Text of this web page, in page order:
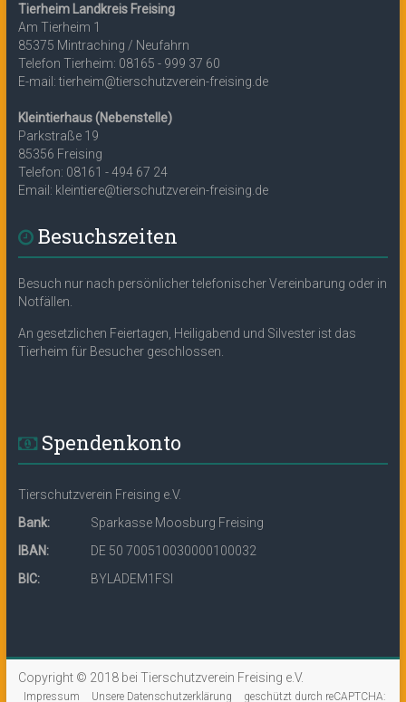
Tierheim Landkreis Freising
Am Tierheim 1
85375 Mintraching / Neufahrn
Telefon Tierheim: 08165 - 999 37 60
E-mail: tierheim@tierschutzverein-freising.de
Kleintierhaus (Nebenstelle)
Parkstraße 19
85356 Freising
Telefon: 08161 - 494 67 24
Email: kleintiere@tierschutzverein-freising.de
Besuchszeiten
Besuch nur nach persönlicher telefonischer Vereinbarung oder in
Notfällen.
An gesetzlichen Feiertagen, Heiligabend und Silvester ist das
Tierheim für Besucher geschlossen.
Spendenkonto
Tierschutzverein Freising e.V.
Bank:
Sparkasse Moosburg Freising
IBAN:
DE 50 700510030000100032
BIC:
BYLADEM1FSI
Copyright © 2018 bei Tierschutzverein Freising e.V.
Impressum Unsere Datenschutzerklärung geschützt durch reCAPTCHA: